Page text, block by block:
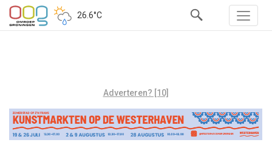
26.6°C
Adverteren? [10]